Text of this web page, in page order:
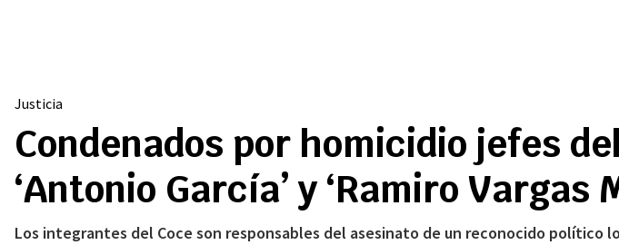
Justicia
Condenados por homicidio jefes del
‘Antonio García’ y ‘Ramiro Vargas
Los integrantes del Coce son responsables del asesinato de un reconocido político